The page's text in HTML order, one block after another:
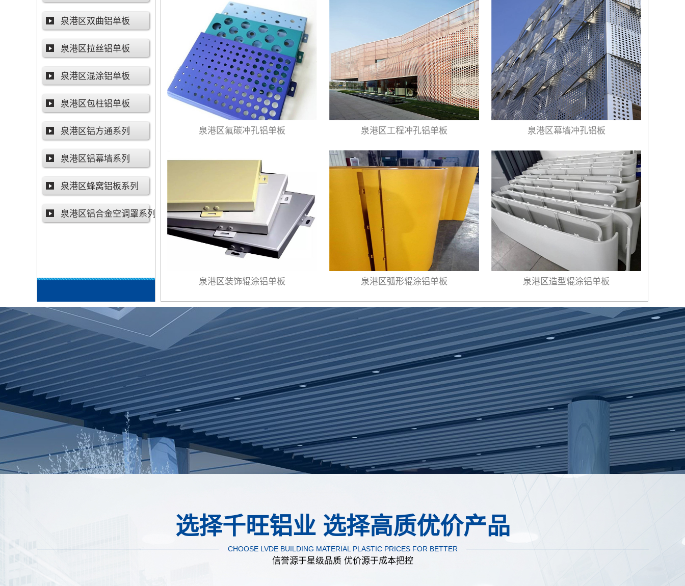
泉港区双曲铝单板
泉港区拉丝铝单板
泉港区混涂铝单板
泉港区包柱铝单板
泉港区铝方通系列
泉港区铝幕墙系列
泉港区蜂窝铝板系列
泉港区铝合金空调罩系列
泉港区氟碳冲孔铝单板 泉港区工程冲孔铝单板 泉港区幕墙冲孔铝板
泉港区装饰辊涂铝单板 泉港区弧形辊涂铝单板 泉港区造型辊涂铝单板
选择千旺铝业 选择高质优价产品
CHOOSE LVDE BUILDING MATERIAL PLASTIC PRICES FOR BETTER
信誉源于星级品质 优价源于成本把控